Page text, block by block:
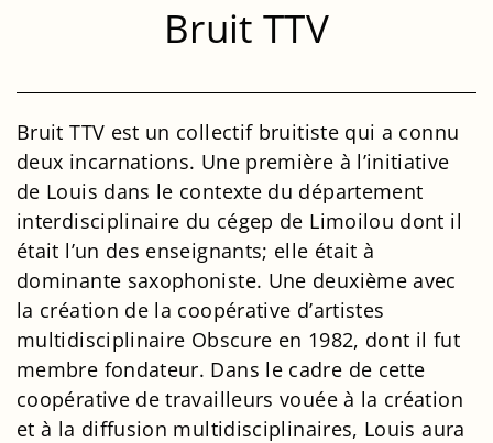
Bruit TTV
Bruit TTV est un collectif bruitiste qui a connu
deux incarnations. Une première à l’initiative
de Louis dans le contexte du département
interdisciplinaire du cégep de Limoilou dont il
était l’un des enseignants; elle était à
dominante saxophoniste. Une deuxième avec
la création de la coopérative d’artistes
multidisciplinaire Obscure en 1982, dont il fut
membre fondateur. Dans le cadre de cette
coopérative de travailleurs vouée à la création
et à la diffusion multidisciplinaires, Louis aura